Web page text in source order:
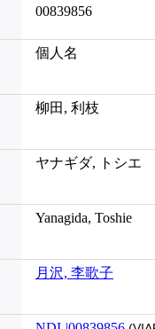
00839856
個人名
柳田, 利枝
ヤナギダ, トシエ
Yanagida, Toshie
月沢, 李歌子